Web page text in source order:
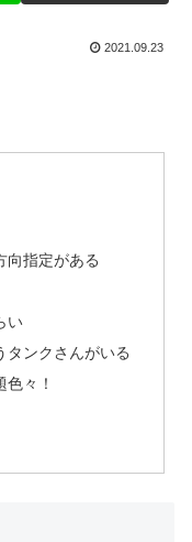
2021.09.23
向指定がある
い
タンクさんがいる
々！